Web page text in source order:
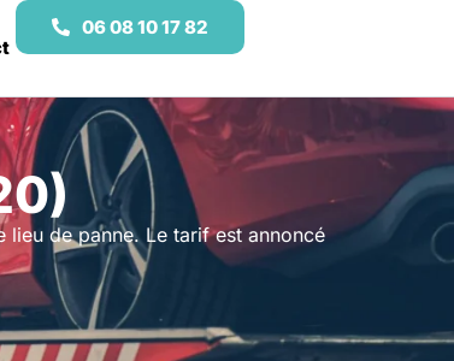
06 08 10 17 82
de panne. Le tarif est annoncé